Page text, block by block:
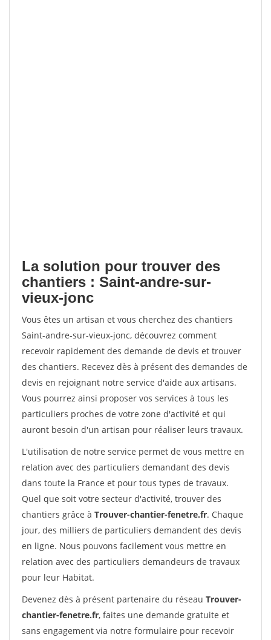
La solution pour trouver des
chantiers : Saint-andre-sur-
vieux-jonc
Vous êtes un artisan et vous cherchez des chantiers
Saint-andre-sur-vieux-jonc, découvrez comment
recevoir rapidement des demande de devis et trouver
des chantiers. Recevez dès à présent des demandes de
devis en rejoignant notre service d'aide aux artisans.
Vous pourrez ainsi proposer vos services à tous les
particuliers proches de votre zone d'activité et qui
auront besoin d'un artisan pour réaliser leurs travaux.
L'utilisation de notre service permet de vous mettre en
relation avec des particuliers demandant des devis
dans toute la France et pour tous types de travaux.
Quel que soit votre secteur d'activité, trouver des
chantiers grâce à Trouver-chantier-fenetre.fr. Chaque
jour, des milliers de particuliers demandent des devis
en ligne. Nous pouvons facilement vous mettre en
relation avec des particuliers demandeurs de travaux
pour leur Habitat.
Devenez dès à présent partenaire du réseau Trouver-
chantier-fenetre.fr, faites une demande gratuite et
sans engagement via notre formulaire pour recevoir